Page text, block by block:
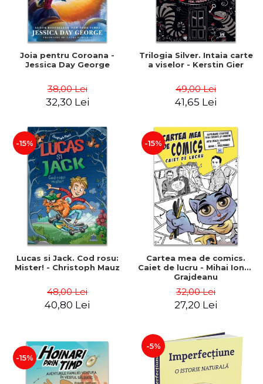
Joia pentru Coroana -
Jessica Day George
38,00 Lei
32,30 Lei
Trilogia Silver. Intaia carte
a viselor - Kerstin Gier
49,00 Lei
41,65 Lei
-15%
Lucas si Jack. Cod rosu:
Mister! - Christoph Mauz
48,00 Lei
40,80 Lei
-15%
Cartea mea de comics.
Caiet de lucru - Mihai Ionut
Grajdeanu
32,00 Lei
27,20 Lei
-15%
-5%